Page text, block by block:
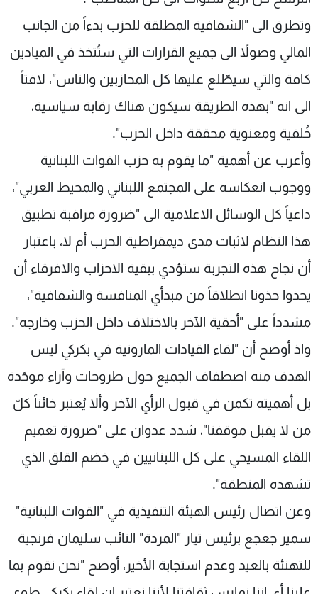
وتطرق الى "الشفافية المطلقة للحزب بدءاً من الجانب
المالي وصولاً الى جميع القرارات التي ستُتخذ في الميادين
كافة والتي سيطّلع عليها كل المحازبين والناس"، لافتاً
الى انه "بهذه الطريقة سيكون هناك رقابة سياسية،
خُلقية ومعنوية محققة داخل الحزب".
وأعرب عن أهمية "ما يقوم به حزب القوات اللبنانية
ووجوب انعكاسه على المجتمع اللبناني والمحيط العربي"،
داعياً كل الوسائل الاعلامية الى "ضرورة مراقبة تطبيق
هذا النظام لاثبات مدى ديمقراطية الحزب أم لا، باعتبار
أن نجاح هذه التجربة ستؤدي ببقية الاحزاب والافرقاء أن
يحذوا حذونا انطلاقاً من مبدأي المنافسة والشفافية"،
مشدداً على "أحقية الآخر بالاختلاف داخل الحزب وخارجه".
واذ أوضح أن "لقاء القيادات المارونية في بكركي ليس
الهدف منه اصطفاف الجميع حول طروحات وآراء موحّدة
بل أهميته تكمن في قبول الرأي الآخر وألا يُعتبر خائناً كلّ
من لا يقبل موقفنا"، شدد عدوان على "ضرورة تعميم
اللقاء المسيحي على كل اللبنانيين في خضم القلق الذي
تشهده المنطقة".
وعن اتصال رئيس الهيئة التنفيذية في "القوات اللبنانية"
سمير جعجع برئيس تيار "المردة" النائب سليمان فرنجية
للتهنئة بالعيد وعدم استجابة الأخير، أوضح "نحن نقوم بما